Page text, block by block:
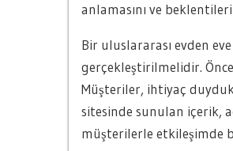
anlamasını ve
Bir uluslararası evden
gerçekleştirilmelidir.
Müşteriler, ihtiyaç
sitesinde sunulan içerik,
müşterilerle etkileşimde